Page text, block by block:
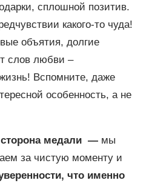
сплошной позитив.
какого-то чуда!
объятия, долгие
слов любви –
Вспомните, даже
особенность, а не
сторона медали —мы
за чистую моменту и
что именно